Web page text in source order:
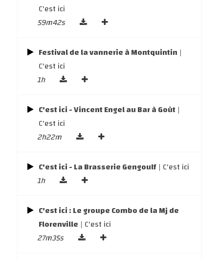
C'est ici
59m42s
Festival de la vannerie à Montquintin |
C'est ici
1h
C'est ici - Vincent Engel au Bar à Goût |
C'est ici
2h22m
C'est ici - La Brasserie Gengoulf | C'est ici
1h
C'est ici : Le groupe Combo de la Mj de
Florenville | C'est ici
27m35s